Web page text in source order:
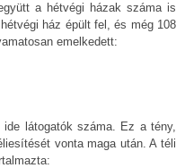
a hétvégi házak száma is
ház épült fel, és még 108
emelkedett:
látogatók száma. Ez a tény,
vonta maga után. A téli